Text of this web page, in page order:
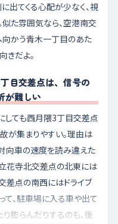
出てくる心配が少なく、視
た雰囲気なら、空港南交
かう青木一丁目のあた
きだよ。
目交差点は、信号の
が難しい
しても西月隈3丁目交差点
が集まりやすい。理由は
向車の速度を読み違えた
花寺北交差点の北東には
差点の南西にはドライブ
、駐車場に入る車や出て
膨らんだりするのも、後